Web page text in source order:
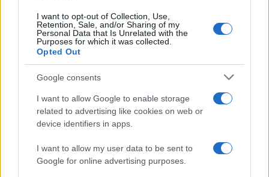
I want to opt-out of Collection, Use,
Retention, Sale, and/or Sharing of my
Personal Data that Is Unrelated with the
Purposes for which it was collected.
Opted Out
Google consents
I want to allow Google to enable storage
related to advertising like cookies on web or
device identifiers in apps.
I want to allow my user data to be sent to
Google for online advertising purposes.
Kinza Babylon Staked
BTC
$83,270.00
Steakhouse EURCV
$100,000,000,000,000.00
Epoch Island
(EPOCH)
$0.032